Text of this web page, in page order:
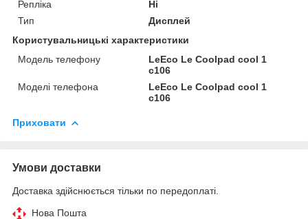
Репліка
Ні
Тип
Дисплей
Користувальницькі характеристики
Модель телефону
LeEco Le Coolpad cool 1
c106
Моделі телефона
LeEco Le Coolpad cool 1
c106
Приховати
Умови доставки
Доставка здійснюється тільки по передоплаті.
Нова Пошта